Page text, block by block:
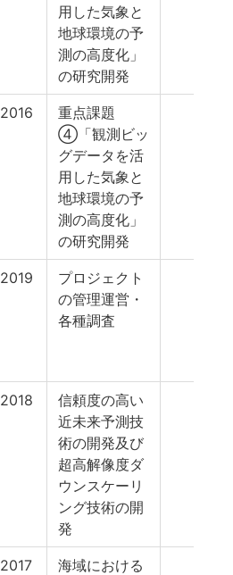
用した気象と
地球環境の予
測の高度化」
の研究開発
2016
重点課題
④「観測ビッ
グデータを活
用した気象と
地球環境の予
測の高度化」
の研究開発
2019
プロジェクト
の管理運営・
各種調査
2018
信頼度の高い
近未来予測技
術の開発及び
超高解像度ダ
ウンスケーリ
ング技術の開
発
2017
海域における